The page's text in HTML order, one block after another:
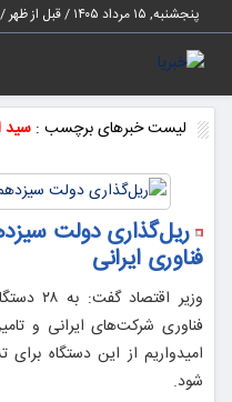
پنجشنبه, ۱۵ مرداد ۱۴۰۵ / قبل از ظهر /
لیست خبرهای برچسب : سید
ریل‌گذاری دولت
فناوری ایرانی
وزیر
فناوری شرکت‌های ایرانی و
امیدواریم از این دستگاه
شود.